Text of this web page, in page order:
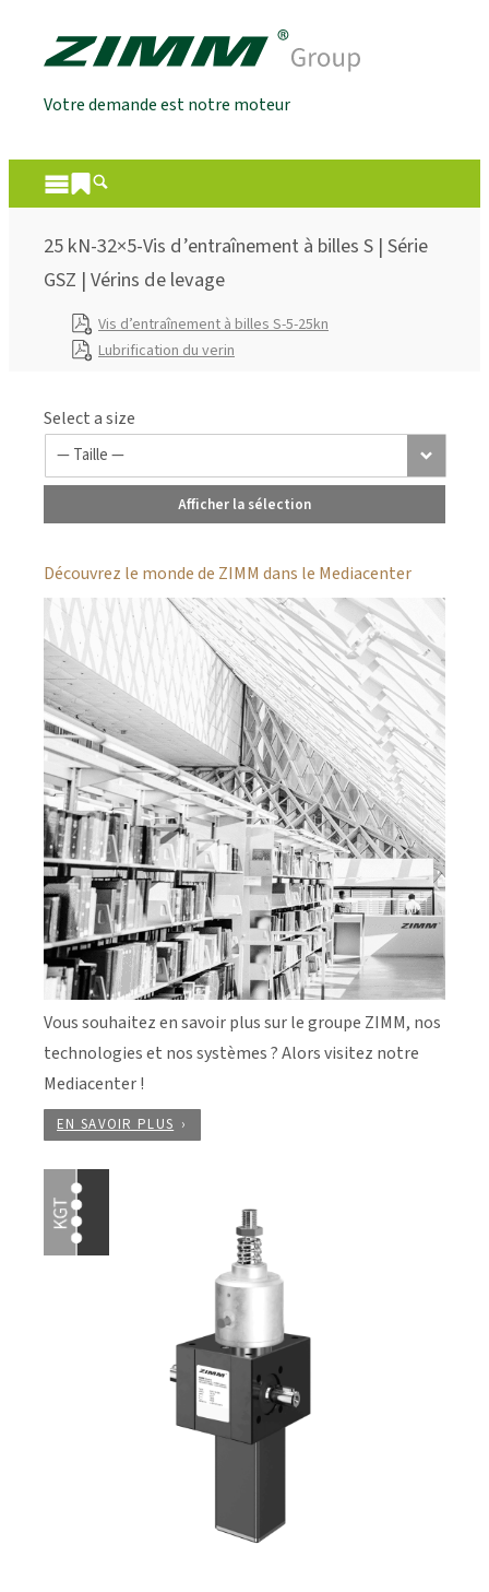
Votre demande est notre moteur
25 kN-32×5-Vis d’entraînement à billes S | Série
GSZ | Vérins de levage
Vis d’entraînement à billes S-5-25kn
Lubrification du verin
Select a size
Afficher la sélection
Découvrez le monde de ZIMM dans le Mediacenter
Vous souhaitez en savoir plus sur le groupe ZIMM, nos
technologies et nos systèmes ? Alors visitez notre
Mediacenter !
EN SAVOIR PLUS